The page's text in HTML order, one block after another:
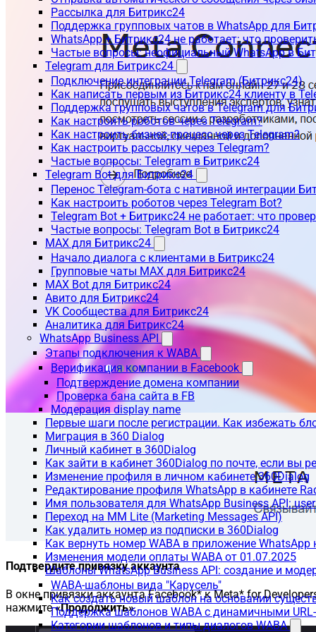
Рассылка для Битрикс24
Поддержка групповых чатов в WhatsApp для
WhatsApp + Битрикс24 не работает: что
Частые вопросы: неофициальный WhatsApp в
Telegram для Битрикс24
Подключение интеграции Telegram (Битрикс24)
Как написать первым из Битрикс24 клиенту в
Поддержка групповых чатов в Telegram для
Как настроить роботов через Telegram?
Как настроить бизнес-процесс через Telegram?
Как настроить рассылку через Telegram?
Частые вопросы: Telegram в Битрикс24
Telegram Bot для Битрикс24
Перенос Telegram-бота с нативной интеграции
Как настроить роботов через Telegram Bot?
Telegram Bot + Битрикс24 не работает: что
Частые вопросы: Telegram Bot в Битрикс24
MAX для Битрикс24
Начало диалога с клиентами в Битрикс24
Групповые чаты MAX для Битрикс24
MAX Bot для Битрикс24
Авито для Битрикс24
VK Сообщества для Битрикс24
Аналитика для Битрикс24
WhatsApp Business API
Этапы подключения к WABA
Верификация компании в Facebook
Подтверждение домена компании
Проверка бана сайта в FB
Модерация display name
Первые шаги после регистрации. Как избежать
Миграция в 360 Dialog
Личный кабинет в 360Dialog
Как зайти в кабинет 360Dialog по почте, если вы
Изменение профиля в личном кабинете 360Dialog
Редактирование профиля WhatsApp в кабинете
Имя пользователя для WhatsApp Business API:
Переход на MM Lite (Marketing Messages API)
Как удалить номер из подписки в 360Dialog
Как вернуть номер WABA в приложение WhatsApp
Изменения модели оплаты WABA от 01.07.2025
Шаблоны WhatsApp Business API: создание и
WABA-шаблоны вида "Карусель"
Как создать новый шаблон на основании
Поддержка шаблонов WABA с динамичными
Категории шаблонов и типы диалогов WABA
Подтвердите привязку аккаунта
В окне привязки аккаунта Facebook* к Meta* for
нажмите«Продолжить».